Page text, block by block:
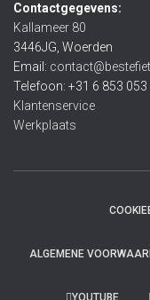
Contactgegevens:
Kallameer 80
3446JG, Woerden
Email:
Telefoon: +31 6 853 053
Klantenservice
Werkplaats
ALGEMENE
YOUTUBE